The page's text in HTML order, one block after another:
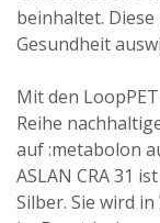
beinhaltet.
Gesundheit
Mit den
Reihe
auf :metabolon
ASLAN CRA 31
Silber. Sie wird